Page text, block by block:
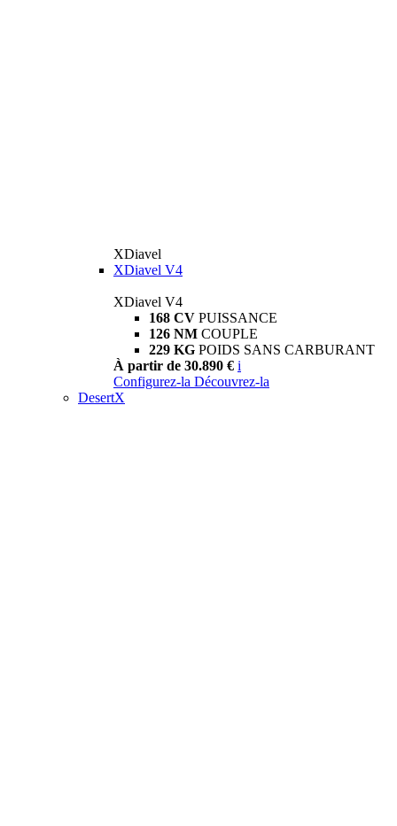
XDiavel
XDiavel V4
XDiavel V4
168 CV PUISSANCE
126 NM COUPLE
229 KG POIDS SANS CARBURANT
À partir de 30.890 € i
Configurez-la Découvrez-la
DesertX